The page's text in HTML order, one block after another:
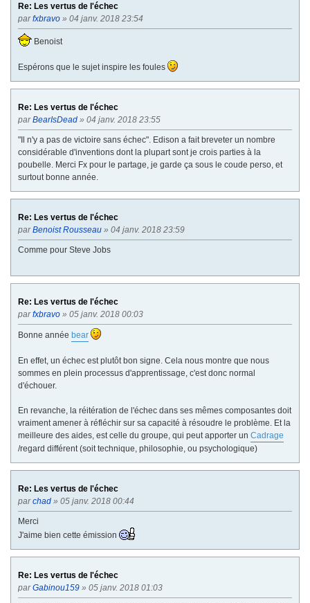
Re: Les vertus de l'échec
parfxbravo » 04 janv. 2018 23:54
Benoist
Espérons que le sujet inspire les foules
Re: Les vertus de l'échec
parBearIsDead » 04 janv. 2018 23:55
"Il n'y a pas de victoire sans échec". Edison a fait breveter un nombre
considérable d'inventions dont la plupart sont je crois parties à la
poubelle. Merci Fx pour le partage, je garde ça sous le coude perso, et
surtout bonne année.
Re: Les vertus de l'échec
parBenoist Rousseau » 04 janv. 2018 23:59
Comme pour Steve Jobs
Re: Les vertus de l'échec
parfxbravo » 05 janv. 2018 00:03
Bonne année bear
En effet, un échec est plutôt bon signe. Cela nous montre que nous
sommes en plein processus d'apprentissage, c'est donc normal
d'échouer.
En revanche, la réitération de l'échec dans ses mêmes composantes doit
vraiment amener à réfléchir sur sa capacité à résoudre le problème. Et la
meilleure des aides, est celle du groupe, qui peut apporter un Cadrage
/regard différent (soit technique, philosophie, ou psychologique)
Re: Les vertus de l'échec
parchad » 05 janv. 2018 00:44
Merci
J'aime bien cette émission
Re: Les vertus de l'échec
parGabinou159 » 05 janv. 2018 01:03